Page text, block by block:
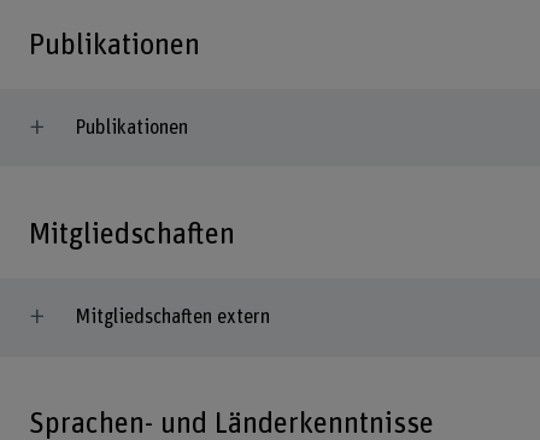
Publikationen
Publikationen
Mitgliedschaften
Mitgliedschaften extern
Sprachen- und Länderkenntnisse